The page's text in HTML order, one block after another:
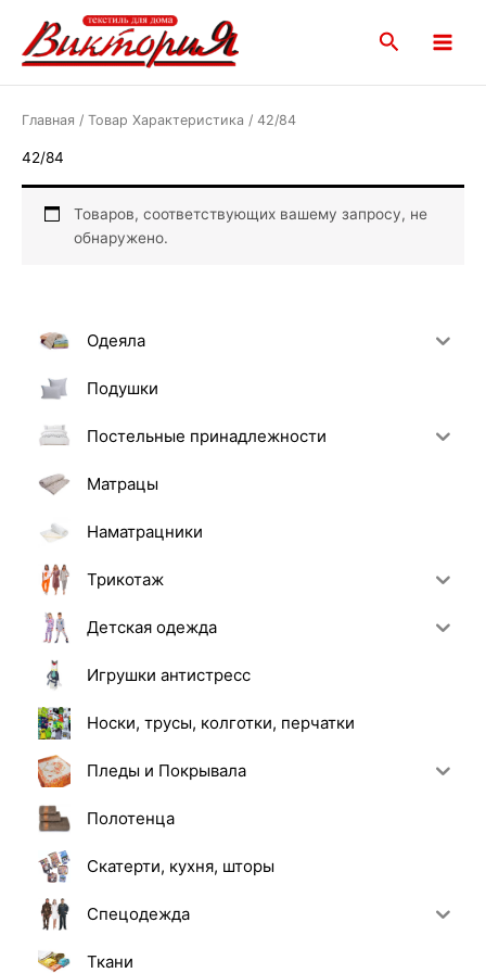
содержимому
Поиск
Menu
Одеяла
Подушки
Постельные принадлежности
Матрацы
Наматрацники
Трикотаж
Детская одежда
Игрушки антистресс
Носки, трусы, колготки, перчатки
Пледы и Покрывала
Полотенца
Скатерти, кухня, шторы
Спецодежда
Ткани
Главная / Товар Характеристика / 42/84
42/84
Товаров, соответствующих вашему запросу, не
обнаружено.